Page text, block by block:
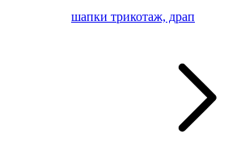
шапки трикотаж, драп